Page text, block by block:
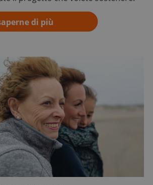
di più